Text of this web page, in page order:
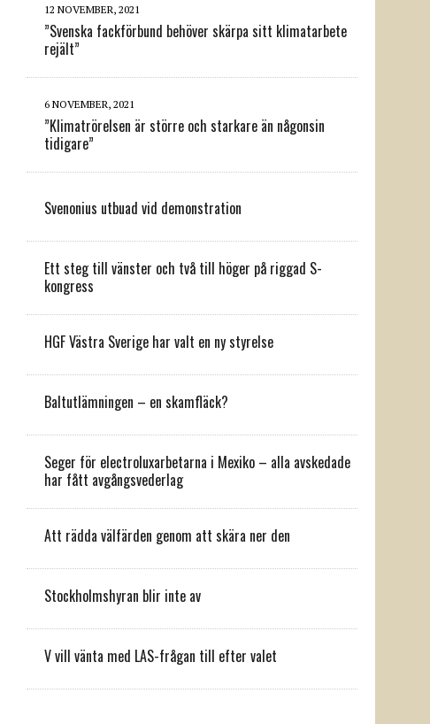
12 NOVEMBER, 2021
”Svenska fackförbund behöver skärpa sitt klimatarbete
rejält”
6 NOVEMBER, 2021
”Klimatrörelsen är större och starkare än någonsin
tidigare”
Svenonius utbuad vid demonstration
Ett steg till vänster och två till höger på riggad S-
kongress
HGF Västra Sverige har valt en ny styrelse
Baltutlämningen – en skamfläck?
Seger för electroluxarbetarna i Mexiko – alla avskedade
har fått avgångsvederlag
Att rädda välfärden genom att skära ner den
Stockholmshyran blir inte av
V vill vänta med LAS-frågan till efter valet